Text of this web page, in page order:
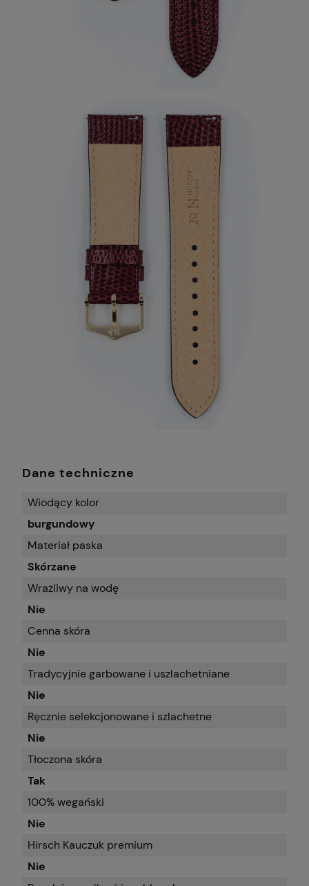
Dane techniczne
Wiodący kolor
burgundowy
Materiał paska
Skórzane
Wrażliwy na wodę
Nie
Cenna skóra
Nie
Tradycyjnie garbowane i uszlachetniane
Nie
Ręcznie selekcjonowane i szlachetne
Nie
Tłoczona skóra
Tak
100% wegański
Nie
Hirsch Kauczuk premium
Nie